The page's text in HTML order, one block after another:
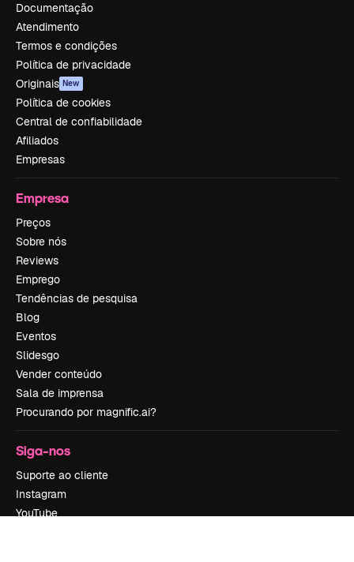
Documentação
Atendimento
Termos e condições
Política de privacidade
Originais New
Política de cookies
Central de confiabilidade
Afiliados
Empresas
Empresa
Preços
Sobre nós
Reviews
Emprego
Tendências de pesquisa
Blog
Eventos
Slidesgo
Vender conteúdo
Sala de imprensa
Procurando por magnific.ai?
Siga-nos
Suporte ao cliente
Instagram
YouTube